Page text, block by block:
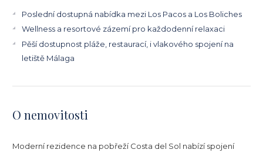
Poslední dostupná nabídka mezi Los Pacos a Los Boliches
Wellness a resortové zázemí pro každodenní relaxaci
Pěší dostupnost pláže, restaurací, i vlakového spojení na
letiště Málaga
O nemovitosti
Moderní rezidence na pobřeží Costa del Sol nabízí spojení